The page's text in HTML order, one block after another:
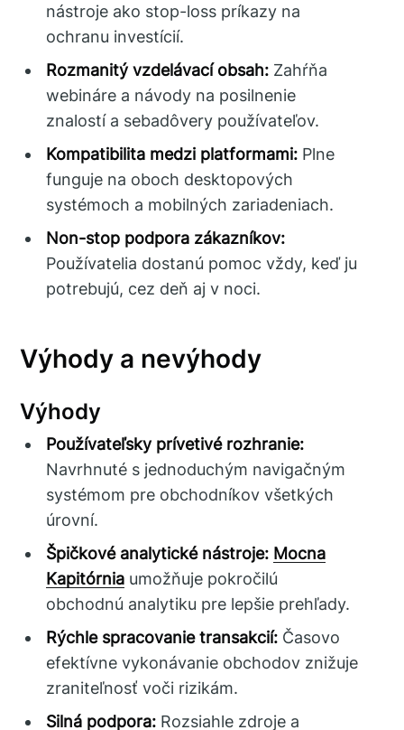
nástroje ako stop-loss príkazy na
ochranu investícií.
Rozmanitý vzdelávací obsah: Zahŕňa
webináre a návody na posilnenie
znalostí a sebadôvery používateľov.
Kompatibilita medzi platformami: Plne
funguje na oboch desktopových
systémoch a mobilných zariadeniach.
Non-stop podpora zákazníkov:
Používatelia dostanú pomoc vždy, keď ju
potrebujú, cez deň aj v noci.
Výhody a nevýhody
Výhody
Používateľsky prívetivé rozhranie:
Navrhnuté s jednoduchým navigačným
systémom pre obchodníkov všetkých
úrovní.
Špičkové analytické nástroje: Mocna
Kapitórnia umožňuje pokročilú
obchodnú analytiku pre lepšie prehľady.
Rýchle spracovanie transakcií: Časovo
efektívne vykonávanie obchodov znižuje
zraniteľnosť voči rizikám.
Silná podpora: Rozsiahle zdroje a